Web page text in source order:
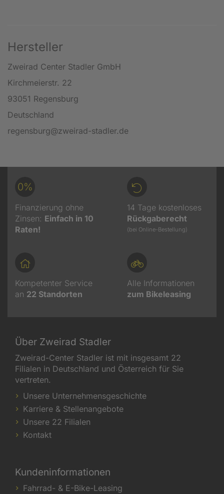
Hersteller
Zweirad Center Stadler GmbH
Kirchmeierstr. 22
93051 Regensburg
Deutschland
regensburg@zweirad-stadler.de
0%
Finanzierung ohne
Zinsen: Einfach in 10
Raten!
14 Tage kostenloses
Rückgaberecht
(bei Online-Bestellung)
Kompetenter Service
an 22 Standorten
Alle Informationen
zum Bikeleasing
Über Zweirad Stadler
Zweirad-Center Stadler ist mit insgesamt 22
Filialen in Deutschland und Österreich für Sie
vertreten.
Unsere Unternehmensgeschichte
Karriere & Stellenangebote
Unsere 22 Filialen
Kontakt
Kundeninformationen
Fahrrad- & E-Bike-Leasing